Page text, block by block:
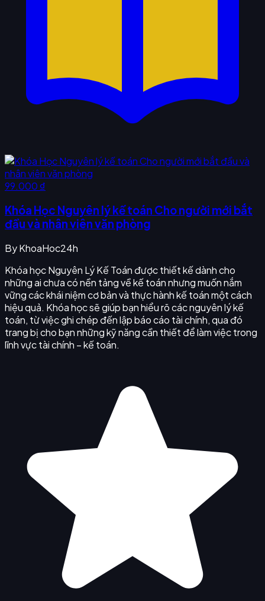
99.000 ₫
Khóa Học Nguyên lý kế toán Cho người mới bắt
đầu và nhân viên văn phòng
ByKhoaHoc24h
Khóa học Nguyên Lý Kế Toán được thiết kế dành cho
những ai chưa có nền tảng về kế toán nhưng muốn nắm
vững các khái niệm cơ bản và thực hành kế toán một cách
hiệu quả. Khóa học sẽ giúp bạn hiểu rõ các nguyên lý kế
toán, từ việc ghi chép đến lập báo cáo tài chính, qua đó
trang bị cho bạn những kỹ năng cần thiết để làm việc trong
lĩnh vực tài chính – kế toán.